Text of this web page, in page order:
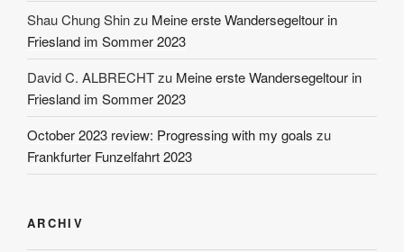
Shau Chung Shinzu Meine erste Wandersegeltour in
Friesland im Sommer 2023
David C. ALBRECHTzu Meine erste Wandersegeltour in
Friesland im Sommer 2023
October 2023 review: Progressing with my goals zu
Frankfurter Funzelfahrt 2023
ARCHIV